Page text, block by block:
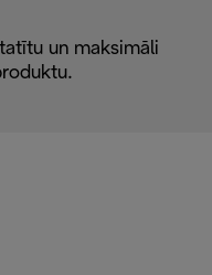
un maksimāli